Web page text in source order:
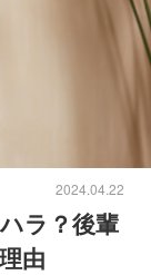
2024.04.22
ラ？後輩
由